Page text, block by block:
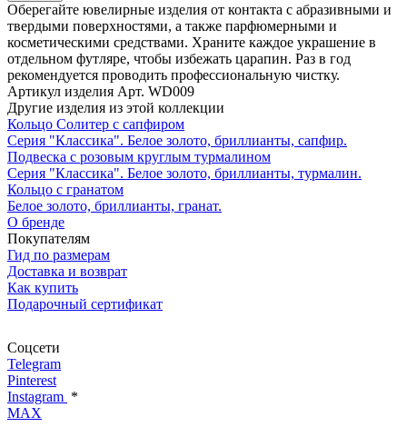
Оберегайте ювелирные изделия от контакта с абразивными и
твердыми поверхностями, а также парфюмерными и
косметическими средствами. Храните каждое украшение в
отдельном футляре, чтобы избежать царапин. Раз в год
рекомендуется проводить профессиональную чистку.
Артикул изделия Арт. WD009
Другие изделия из этой коллекции
Кольцо Солитер с сапфиром
Серия "Классика". Белое золото, бриллианты, сапфир.
Подвеска с розовым круглым турмалином
Серия "Классика". Белое золото, бриллианты, турмалин.
Кольцо с гранатом
Белое золото, бриллианты, гранат.
О бренде
Покупателям
Гид по размерам
Доставка и возврат
Как купить
Подарочный сертификат
Соцсети
Telegram
Pinterest
Instagram *
MAX